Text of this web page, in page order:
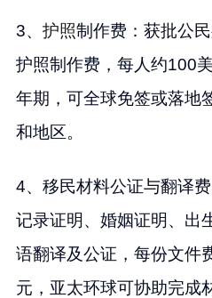
3、 护照制作费：获批公
护照制作费，每人约100
年期，可全球免签或落地
和地区。
4、移民材料公证与翻译
记录证明、婚姻证明、出
语翻译及公证，每份文件
元，亚太环球可协助完成